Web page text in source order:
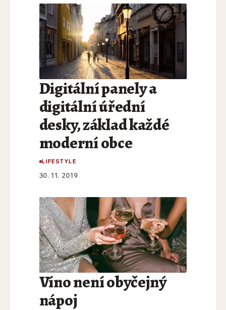
Digitální panely a
digitální úřední
desky, základ každé
moderní obce
LIFESTYLE
30. 11. 2019
Víno není obyčejný
nápoj